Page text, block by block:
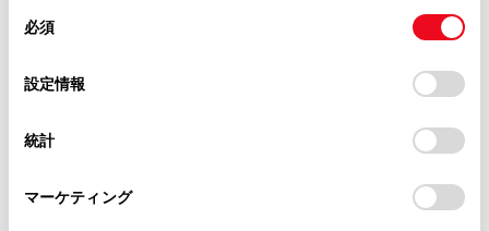
デバイスにすべてのCookie(クッキー)が保存されることに同
意したことになります。Cookie(クッキー)のオプトアウト、
設定の変更、同意を撤回したりするにあたっては、当社の
「Cookie（クッキー）情報の取り扱いについて
」をご覧くだ
必須
設定情報
統計
マーケティング